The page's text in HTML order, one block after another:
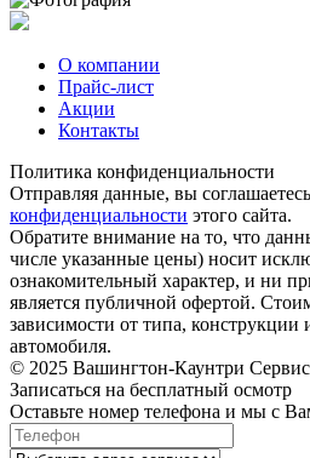
О компании
Прайс-лист
Акции
Контакты
Политика конфиденциальности
Отправляя данные, вы
конфиденциальности этого сайта.
Обратите внимание на то, что
числе указанные цены) носит
ознакомительный характер, и ни
является публичной офертой.
зависимости от типа, конструкции
автомобиля.
© 2025 Вашингтон-Каунтри
Записаться на бесплатный осмотр
Оставьте номер телефона и мы с